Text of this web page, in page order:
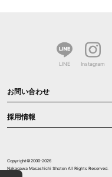
LINE Instagram
お問い合わせ
採用情報
Copyright©2000-2026
Nakagawa Masashichi Shoten All Rights Reserved.